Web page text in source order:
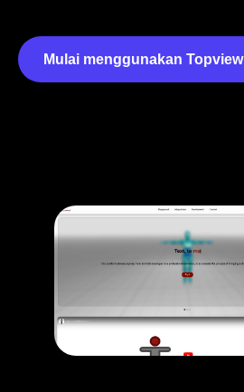
Mulai menggunakan Topview